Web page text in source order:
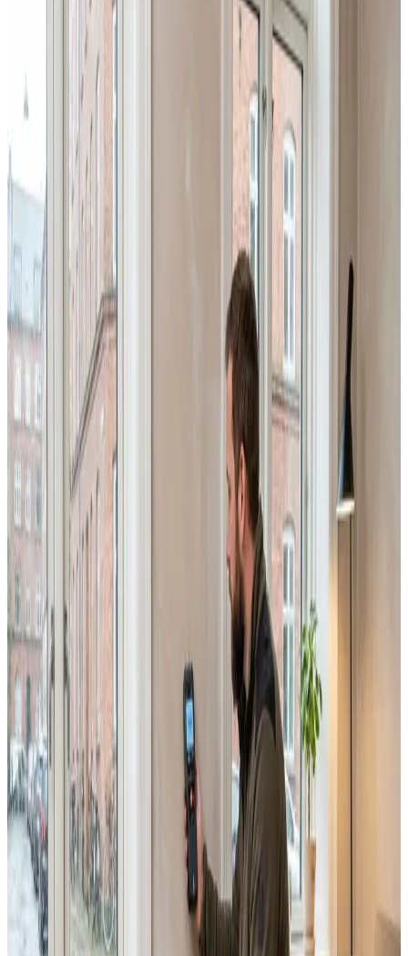
Industriventilation i Søndersø
Skal din virksomhed i Søndersø have professionel
industri- og erhvervsventilation? Vi dimensionerer,
installerer og servicerer store anlæg til haller, lager,
produktion og kontorer — efter BR18 og Arbejdstilsynets
Erhverv, kontor og industri